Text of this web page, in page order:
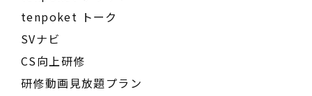
tenpoket トーク
SVナビ
CS向上研修
研修動画見放題プラン